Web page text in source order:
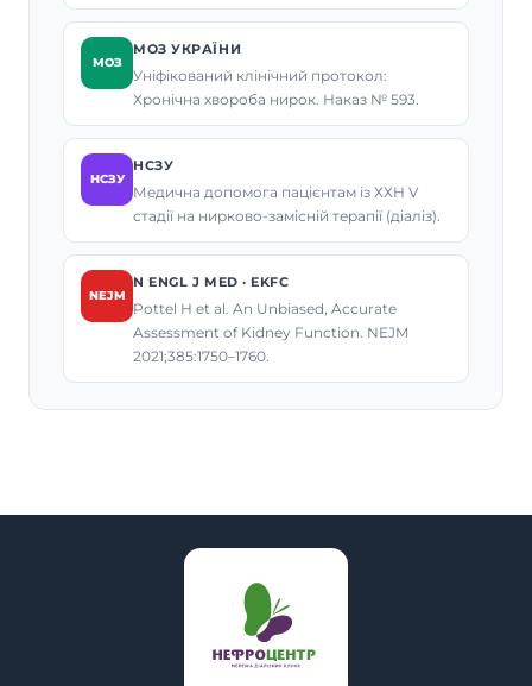
МОЗ
МОЗ УКРАЇНИ
Уніфікований клінічний протокол:
Хронічна хвороба нирок. Наказ № 593.
НСЗУ
НСЗУ
Медична допомога пацієнтам із ХХН V
стадії на нирково-замісній терапії (діаліз).
NEJM
N ENGL J MED · EKFC
Pottel H et al. An Unbiased, Accurate
Assessment of Kidney Function. NEJM
2021;385:1750–1760.